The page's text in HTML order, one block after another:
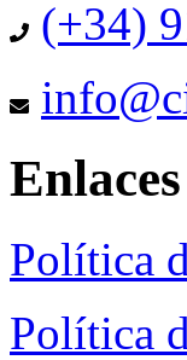
(+34)
Política
Política